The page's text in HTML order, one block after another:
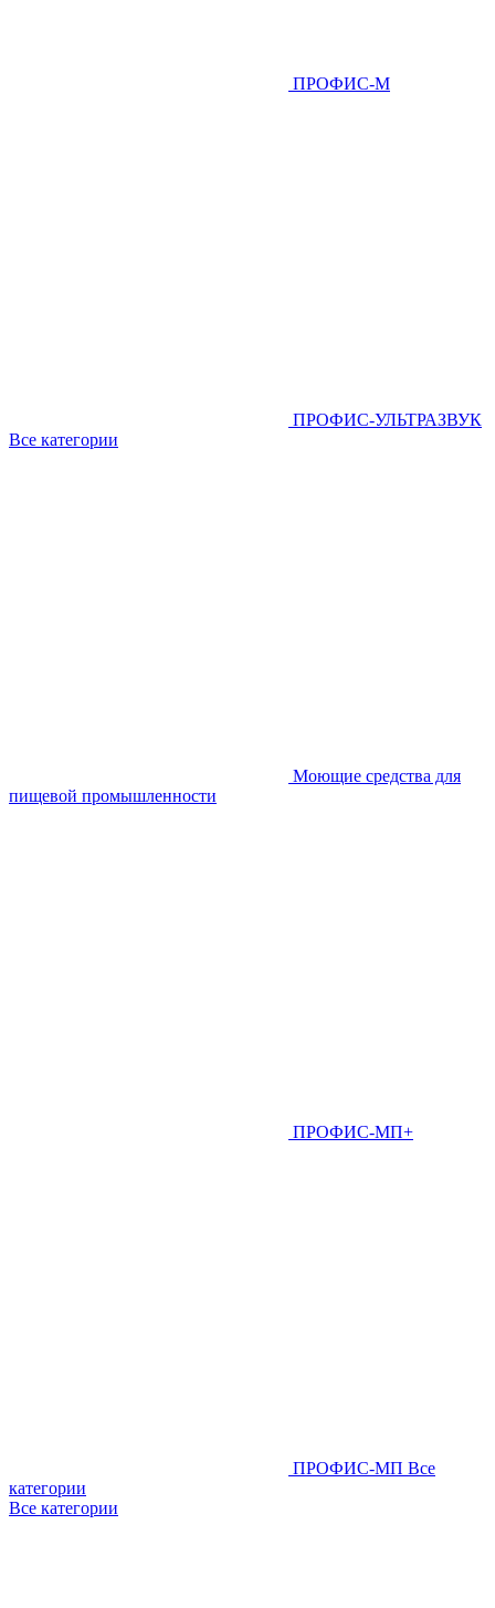
ПРОФИС-М
ПРОФИС-УЛЬТРАЗВУК
Все категории
Моющие средства для
пищевой промышленности
ПРОФИС-МП+
ПРОФИС-МП Все
категории
Все категории